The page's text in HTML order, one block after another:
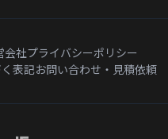
会社プライバシーポリシー
表記お問い合わせ・見積依頼